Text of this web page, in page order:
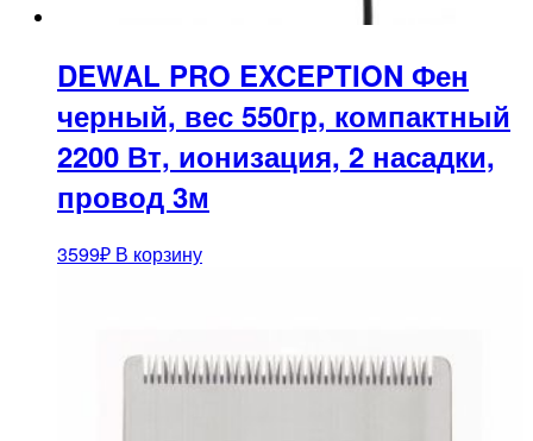
DEWAL PRO EXCEPTION Фен
черный, вес 550гр, компактный
2200 Вт, ионизация, 2 насадки,
провод 3м
3599₽ В корзину